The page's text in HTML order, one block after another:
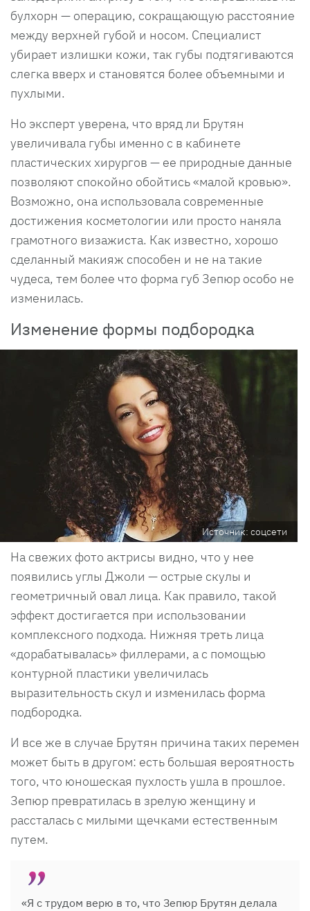
булхорн — операцию, сокращающую расстояние
между верхней губой и носом. Специалист
убирает излишки кожи, так губы подтягиваются
слегка вверх и становятся более объемными и
пухлыми.
Но эксперт уверена, что вряд ли Брутян
увеличивала губы именно с в кабинете
пластических хирургов — ее природные данные
позволяют спокойно обойтись «малой кровью».
Возможно, она использовала современные
достижения косметологии или просто наняла
грамотного визажиста. Как известно, хорошо
сделанный макияж способен и не на такие
чудеса, тем более что форма губ Зепюр особо не
изменилась.
Изменение формы подбородка
Источник: соцсети
На свежих фото актрисы видно, что у нее
появились углы Джоли — острые скулы и
геометричный овал лица. Как правило, такой
эффект достигается при использовании
комплексного подхода. Нижняя треть лица
«дорабатывалась» филлерами, а с помощью
контурной пластики увеличилась
выразительность скул и изменилась форма
подбородка.
И все же в случае Брутян причина таких перемен
может быть в другом: есть большая вероятность
того, что юношеская пухлость ушла в прошлое.
Зепюр превратилась в зрелую женщину и
рассталась с милыми щечками естественным
путем.
«Я с трудом верю в то, что Зепюр Брутян делала